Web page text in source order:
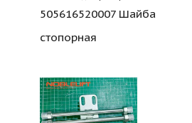
505616520007 Шайба
стопорная